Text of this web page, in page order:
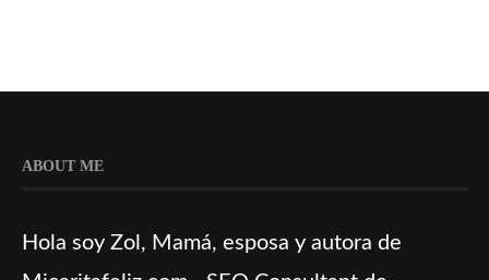
ABOUT ME
Hola soy Zol, Mamá, esposa y autora de